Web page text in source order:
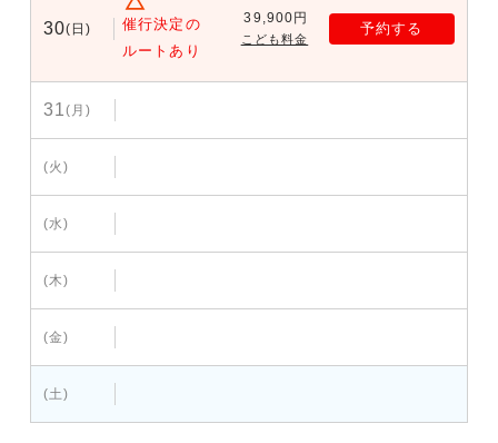
30(日)
催行決定の
ルートあり
39,900円
こども料金
予約する
31(月)
(火)
(水)
(木)
(金)
(土)